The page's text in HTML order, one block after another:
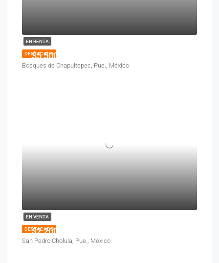
EN RENTA
DESTACADO
$5,500
Bosques de Chapultepec, Pue., México
EN VENTA
DESTACADO
$2,200,000
San Pedro Cholula, Pue., México